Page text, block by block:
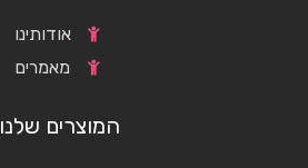
אודותינו
מאמרים
המוצרים שלנו